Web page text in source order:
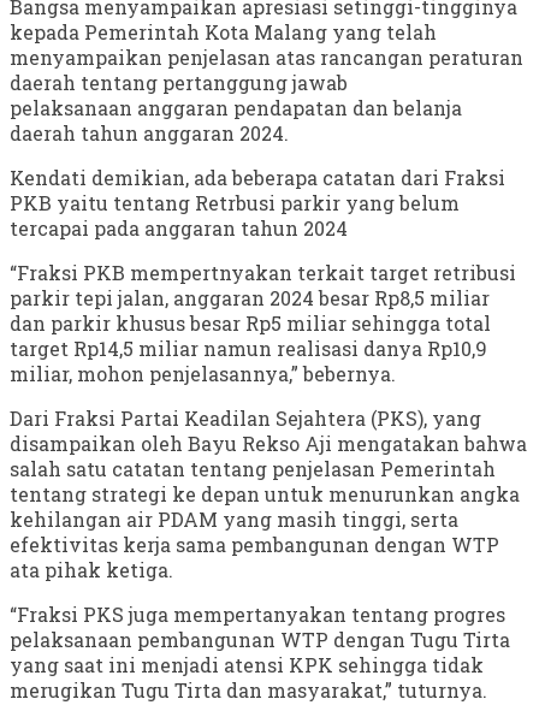
Bangsa menyampaikan apresiasi setinggi-tingginya
kepada Pemerintah Kota Malang yang telah
menyampaikan penjelasan atas rancangan peraturan
daerah tentang pertanggung jawab
pelaksanaan anggaran pendapatan dan belanja
daerah tahun anggaran 2024.
Kendati demikian, ada beberapa catatan dari Fraksi
PKB yaitu tentang Retrbusi parkir yang belum
tercapai pada anggaran tahun 2024
“Fraksi PKB mempertnyakan terkait target retribusi
parkir tepi jalan, anggaran 2024 besar Rp8,5 miliar
dan parkir khusus besar Rp5 miliar sehingga total
target Rp14,5 miliar namun realisasi danya Rp10,9
miliar, mohon penjelasannya,” bebernya.
Dari Fraksi Partai Keadilan Sejahtera (PKS), yang
disampaikan oleh Bayu Rekso Aji mengatakan bahwa
salah satu catatan tentang penjelasan Pemerintah
tentang strategi ke depan untuk menurunkan angka
kehilangan air PDAM yang masih tinggi, serta
efektivitas kerja sama pembangunan dengan WTP
ata pihak ketiga.
“Fraksi PKS juga mempertanyakan tentang progres
pelaksanaan pembangunan WTP dengan Tugu Tirta
yang saat ini menjadi atensi KPK sehingga tidak
merugikan Tugu Tirta dan masyarakat,” tuturnya.